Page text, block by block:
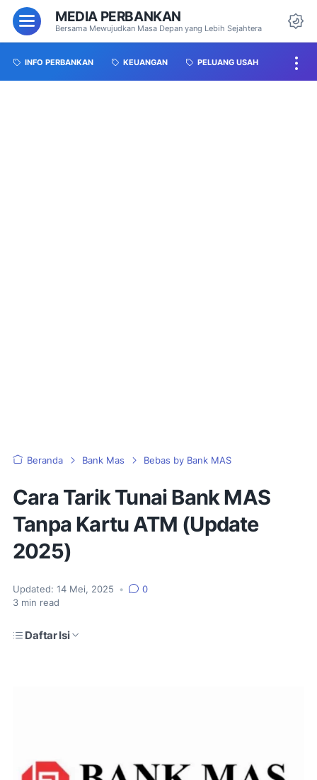
MEDIA PERBANKAN
Bersama Mewujudkan Masa Depan yang Lebih Sejahtera
INFO PERBANKAN KEUANGAN PELUANG USAH
Beranda Bank Mas Bebas by Bank MAS
Cara Tarik Tunai Bank MAS
Tanpa Kartu ATM (Update
2025)
Updated: 14 Mei, 2025 •
0
3 min read
Daftar Isi